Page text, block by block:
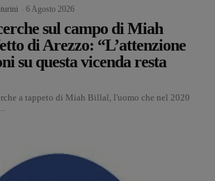
6 Agosto 2026
sul campo di Miah
di Arezzo: “L’attenzione
su questa vicenda resta
a tappeto di Miah Billal, l'uomo che nel 2020